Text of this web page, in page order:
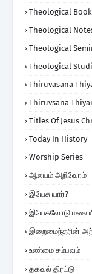
Theological
Theological
Theological
Theological
Thiruvasana
Thiruvsana
Titles Of Jesus
Today In History
Worship Series
ஆலயம் அறிவோம்
இயேசு யார்?
இயேசுவோடு
இறைமைந்தரின்
உண்மை சம்பவம்
தகவல் திரட்டு